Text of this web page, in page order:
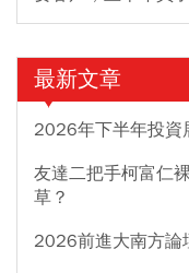
最新文章
2026年下半年投資
友達二把手柯富仁
草？
2026前進大南方論